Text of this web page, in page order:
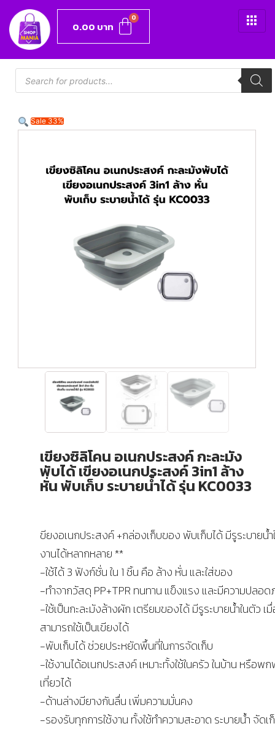
0.00 บาท
Sale 33%
เขียงซิลิโคน อเนกประสงค์ กะละมัง
พับได้ เขียงอเนกประสงค์ 3in1 ล้าง
หั่น พับเก็บ ระบายน้ำได้ รุ่น KC0033
ขียงอเนกประสงค์ +กล่องเก็บของ พับเก็บได้ มีรูระบายน้ำ
งานได้หลากหลาย **
-ใช้ได้ 3 ฟังก์ชั่น ใน 1 ชิ้น คือ ล้าง หั่น และใส่ของ
-ทำจากวัสดุ PP+TPR ทนทาน แข็งแรง และมีความปลอ
-ใช้เป็นกะละมังล้างผัก เตรียมของได้ มีรูระบายน้ำในตัว เ
สามารถใช้เป็นเขียงได้
-พับเก็บได้ ช่วยประหยัดพื้นที่ในการจัดเก็บ
-ใช้งานได้อเนกประสงค์ เหมาะทั้งใช้ในครัว ในบ้าน หรือพ
เที่ยวได้
-ด้านล่างมียางกันลื่น เพิ่มความมั่นคง
-รองรับทุกการใช้งาน ทั้งใช้ทำความสะอาด ระบายน้ำ จัด